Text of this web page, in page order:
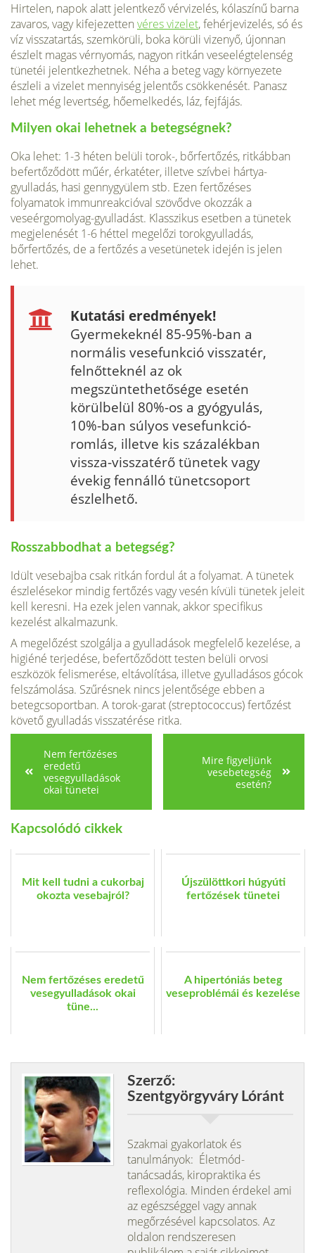
Hirtelen, napok alatt jelentkező vérvizelés, kólaszínű barna
zavaros, vagy kifeje­zetten véres vizelet, fehérjevizelés, só és
víz visszatartás, szemkörüli, boka körüli vizenyő, újonnan
észlelt magas vérnyomás, nagyon ritkán veseelégtelenség
tünetéi jelentkezhetnek. Néha a beteg vagy környezete
észleli a vizelet mennyiség jelen­tős csökkenését. Panasz
lehet még levertség, hőemelkedés, láz, fejfájás.
Milyen okai lehetnek a betegségnek?
Oka lehet: 1-3 héten belüli torok-, bőrfertőzés, ritkábban
befertőződött műér, érkatéter, il­letve szívbei hártya-
gyulladás, hasi gennygyülem stb. Ezen fertőzéses
folyamatok immunreakcióval szövődve okozzák a
veseérgomolyag-gyulladást. Klasszikus eset­ben a tünetek
megjelenését 1-6 héttel megelőzi torokgyulladás,
bőrfertőzés, de a fertőzés a vesetünetek idején is jelen
lehet.
Kutatási eredmények!
Gyermekeknél 85-95%-ban a
normális vesefunkció visszatér,
felnőttek­nél az ok
megszüntethetősége esetén
körülbelül 80%-os a gyógyulás,
10%-ban súlyos vesefunkció-
romlás, illetve kis százalékban
vissza-vissza­térő tünetek vagy
évekig fennálló tünetcsoport
észlelhető.
Rosszabbodhat a betegség?
Idült vesebajba csak ritkán fordul át a folyamat. A tünetek
észlelésekor mindig fertőzés vagy vesén kívüli tünetek jeleit
kell keresni. Ha ezek jelen vannak, akkor specifikus
kezelést alkalmazunk.
A megelőzést szolgálja a gyulladások megfelelő kezelése, a
higiéné terje­dése, befertőződött testen belüli orvosi
eszközök felismerése, eltávolítása, illetve gyulladásos gócok
felszámolása. Szűrésnek nincs jelentősége ebben a
betegcsoportban. A torok-garat (streptococcus) fertőzést
követő gyulla­dás visszatérése ritka.
Nem fertőzéses
eredetű
vesegyulladások
okai tünetei
Mire figyeljünk
vesebetegség
esetén?
Kapcsolódó cikkek
Mit kell tudni a cukorbaj
okozta vesebajról?
Újszülöttkori húgyúti
fertőzések tünetei
Nem fertőzéses eredetű
vesegyulladások okai
tüne...
A hipertóniás beteg
veseproblémái és kezelése
Szerző:
Szentgyörgyváry Lóránt
Szakmai gyakorlatok és
tanulmányok: Életmód-
tanácsadás, kiropraktika és
reflexológia. Minden érdekel ami
az egészséggel vagy annak
megőrzésével kapcsolatos. Az
oldalon rendszeresen